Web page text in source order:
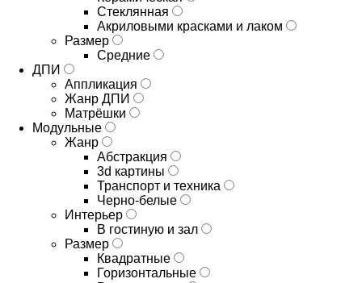
Стеклянная
Акриловыми красками и лаком
Размер
Средние
ДПИ
Аппликация
Жанр ДПИ
Матрёшки
Модульные
Жанр
Абстракция
3d картины
Транспорт и техника
Черно-белые
Интерьер
В гостиную и зал
Размер
Квадратные
Горизонтальные